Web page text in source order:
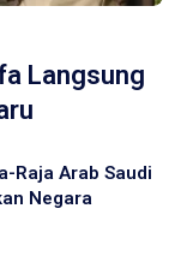
Langsung
Raja Arab Saudi
Negara